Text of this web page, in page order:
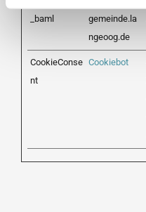
_baml
gemeinde.la
ngeoog.de
CookieConse
nt
Cookiebot